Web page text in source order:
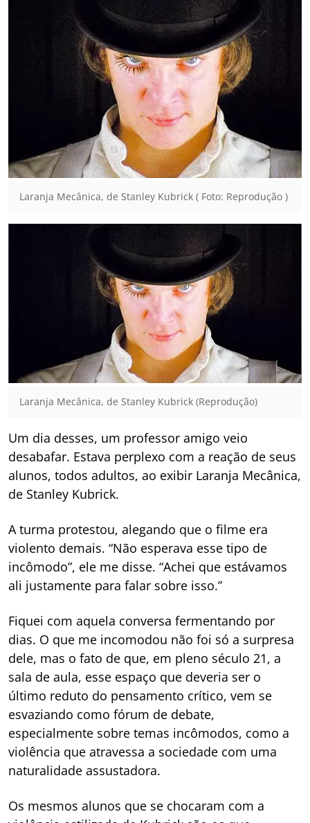
Laranja Mecânica, de Stanley Kubrick ( Foto: Reprodução )
Laranja Mecânica, de Stanley Kubrick (Reprodução)
Um dia desses, um professor amigo veio
desabafar. Estava perplexo com a reação de seus
alunos, todos adultos, ao exibir Laranja Mecânica,
de Stanley Kubrick.
A turma protestou, alegando que o filme era
violento demais. “Não esperava esse tipo de
incômodo”, ele me disse. “Achei que estávamos
ali justamente para falar sobre isso.”
Fiquei com aquela conversa fermentando por
dias. O que me incomodou não foi só a surpresa
dele, mas o fato de que, em pleno século 21, a
sala de aula, esse espaço que deveria ser o
último reduto do pensamento crítico, vem se
esvaziando como fórum de debate,
especialmente sobre temas incômodos, como a
violência que atravessa a sociedade com uma
naturalidade assustadora.
Os mesmos alunos que se chocaram com a